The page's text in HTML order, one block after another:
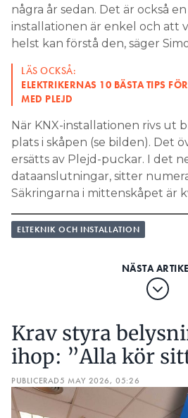
några år sedan. Det är också
installationen är enkel och att
helst kan förstå den, säger
LÄS OCKSÅ:
ELEKTRIKERNAS 10 BÄSTA TIPS
MED PLEJD
När KNX-installationen rivs ut
plats i skåpen (se bilden). Det
ersätts av Plejd-puckar. I det
dataanslutningar, sitter
Säkringarna i mittenskåpet är
ELTEKNIK OCH INSTALLATION
Krav styra
ihop: ”Alla kör
PUBLICERAD5 MAY 2026, 05:26